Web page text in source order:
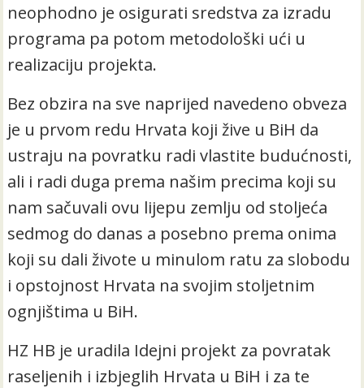
neophodno je osigurati sredstva za izradu
programa pa potom metodološki ući u
realizaciju projekta.
Bez obzira na sve naprijed navedeno obveza
je u prvom redu Hrvata koji žive u BiH da
ustraju na povratku radi vlastite budućnosti,
ali i radi duga prema našim precima koji su
nam sačuvali ovu lijepu zemlju od stoljeća
sedmog do danas a posebno prema onima
koji su dali živote u minulom ratu za slobodu
i opstojnost Hrvata na svojim stoljetnim
ognjištima u BiH.
HZ HB je uradila Idejni projekt za povratak
raseljenih i izbjeglih Hrvata u BiH i za te